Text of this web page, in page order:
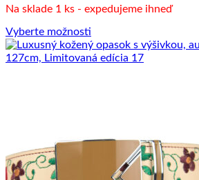
Na sklade 1 ks - expedujeme ihneď
Vyberte možnosti